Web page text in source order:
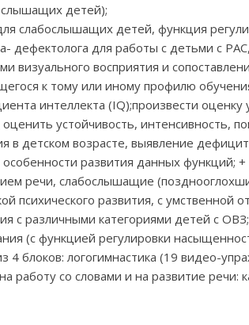
детей);
слабослышащих детей, функция
дефектолога для работы с детьми с
визуального восприятия и
к тому или иному профилю
интеллекта (IQ);произвести
устойчивость, интенсивность,
в детском возрасте, выявление
развития данных функций;
речи, слабослышащие
психического развития, с умственной
с различными категориями детей с
(с функцией регулировки
блоков: логогимнастика (19 видео-
работу со словами и на развитие речи: